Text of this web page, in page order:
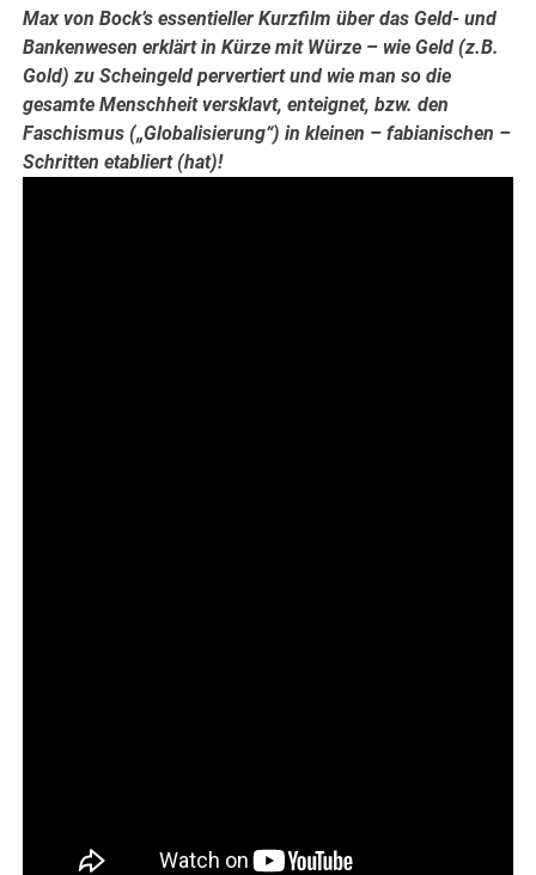
Max von Bock’s essentieller Kurzfilm über das Geld- und
Bankenwesen erklärt in Kürze mit Würze – wie Geld (z.B.
Gold) zu Scheingeld pervertiert und wie man so die
gesamte Menschheit versklavt, enteignet, bzw. den
Faschismus („Globalisierung“) in kleinen – fabianischen –
Schritten etabliert (hat)!